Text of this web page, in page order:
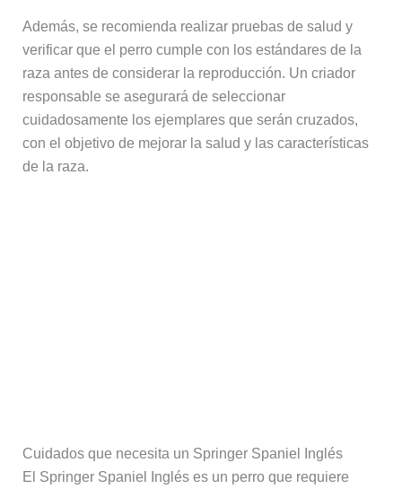
Además, se recomienda realizar pruebas de salud y
verificar que el perro cumple con los estándares de la
raza antes de considerar la reproducción. Un criador
responsable se asegurará de seleccionar
cuidadosamente los ejemplares que serán cruzados,
con el objetivo de mejorar la salud y las características
de la raza.
Cuidados que necesita un Springer Spaniel Inglés
El Springer Spaniel Inglés es un perro que requiere